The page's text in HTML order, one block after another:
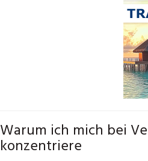
Warum ich mich bei
konzentriere